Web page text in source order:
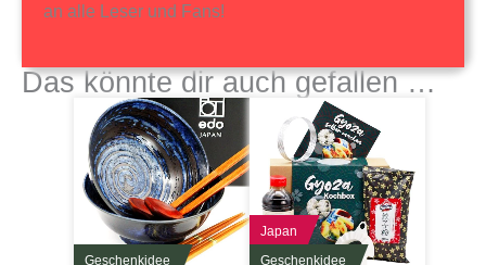
an alle Leser und Fans!
Das könnte dir auch gefallen …
Geschenkidee
Japan
Geschenkidee